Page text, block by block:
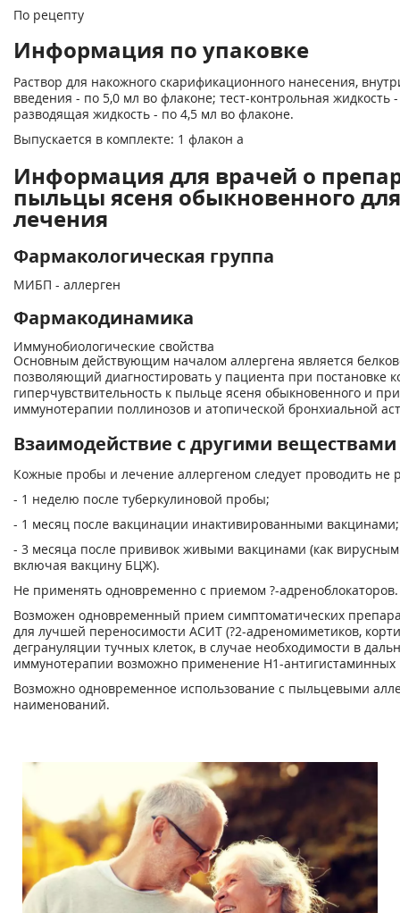
По рецепту
Информация по упаковке
Раствор для накожного скарификационного нанесения,
введения - по 5,0 мл во флаконе; тест-контрольная жидкость
разводящая жидкость - по 4,5 мл во флаконе.
Выпускается в комплекте: 1 флакон а
Информация для врачей о
пыльцы ясеня обыкновенного
лечения
Фармакологическая группа
МИБП - аллерген
Фармакодинамика
Иммунобиологические свойства
Основным действующим началом аллергена является
позволяющий диагностировать у пациента при постановке
гиперчувствительность к пыльце ясеня обыкновенного и
иммунотерапии поллинозов и атопической бронхиальной
Взаимодействие с другими веществами
Кожные пробы и лечение аллергеном следует проводить не
- 1 неделю после туберкулиновой пробы;
- 1 месяц после вакцинации инактивированными вакцинами;
- 3 месяца после прививок живыми вакцинами (как
включая вакцину БЦЖ).
Не применять одновременно с приемом ?-адреноблокаторов.
Возможен одновременный прием симптоматических
для лучшей переносимости АСИТ (?2-адреномиметиков,
дегрануляции тучных клеток, в случае необходимости в
иммунотерапии возможно применение Н1-антигистаминных
Возможно одновременное использование с пыльцевыми
наименований.